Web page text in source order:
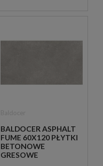
BALDOCER ASPHALT
FUME 60X120 PŁYTKI
BETONOWE
GRESOWE